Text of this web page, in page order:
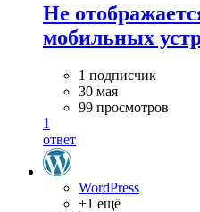
Не
мобильных
1 подписчик
30 мая
99 просмотров
1
ответ
WordPress
+1 ещё